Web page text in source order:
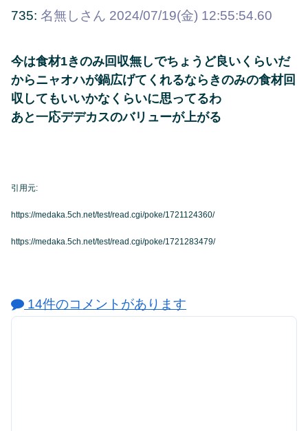
735: 名無しさん 2024/07/19(金) 12:55:54.60
今は食材1きのみ回収無しでちょうど良いくらいだ
からニャオハが鍋広げてくれるならきのみの食材回
収してもいいかなくらいに思ってるわ
あと一応デデカスのバリューが上がる
引用元:
https://medaka.5ch.net/test/read.cgi/poke/1721124360/
https://medaka.5ch.net/test/read.cgi/poke/1721283479/
14件のコメントがあります